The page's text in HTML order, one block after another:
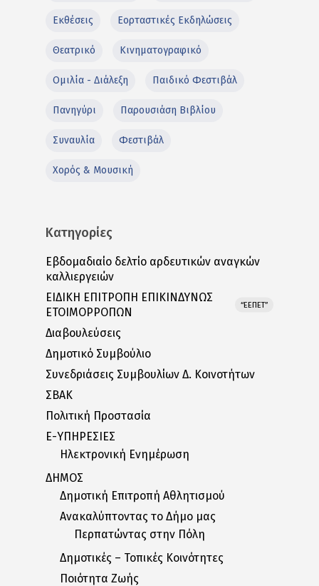
Εκθέσεις Εορταστικές Εκδηλώσεις
Θεατρικό Κινηματογραφικό
Ομιλία - Διάλεξη Παιδικό Φεστιβάλ
Πανηγύρι Παρουσιάση Βιβλίου
Συναυλία Φεστιβάλ
Χορός & Μουσική
Κατηγορίες
Εβδομαδιαίο δελτίο αρδευτικών αναγκών
καλλιεργειών
ΕΙΔΙΚΗ ΕΠΙΤΡΟΠΗ ΕΠΙΚΙΝΔΥΝΩΣ
ΕΤΟΙΜΟΡΡΟΠΩΝ
“ΕΕΠΕΤ”
Διαβουλεύσεις
Δημοτικό Συμβούλιο
Συνεδριάσεις Συμβουλίων Δ. Κοινοτήτων
ΣΒΑΚ
Πολιτική Προστασία
E-ΥΠΗΡΕΣΙΕΣ
Ηλεκτρονική Ενημέρωση
ΔΗΜΟΣ
Δημοτική Επιτροπή Αθλητισμού
Ανακαλύπτοντας το Δήμο μας
Περπατώντας στην Πόλη
Δημοτικές – Τοπικές Κοινότητες
Ποιότητα Ζωής